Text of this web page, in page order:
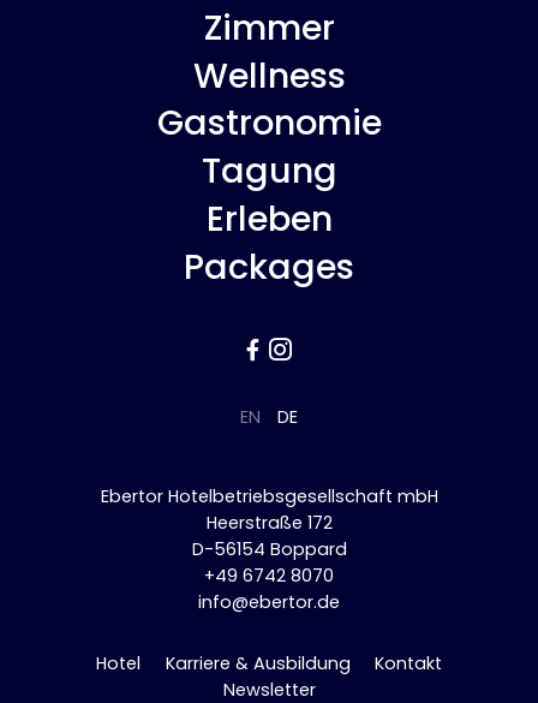
Zimmer
Wellness
Gastronomie
Tagung
Erleben
Packages
 
EN DE
Ebertor Hotelbetriebsgesellschaft mbH
Heerstraße 172
D-56154 Boppard
+49 6742 8070
info@ebertor.de
Hotel Karriere & Ausbildung
Kontakt
Newsletter